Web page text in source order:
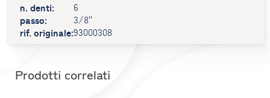
n. denti: 6
passo: 3/8''
rif. originale:93000308
Prodotti correlati